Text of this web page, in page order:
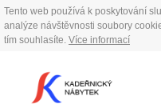
Tento web používá k poskytování
analýze návštěvnosti soubory
tím souhlasíte. Více informací